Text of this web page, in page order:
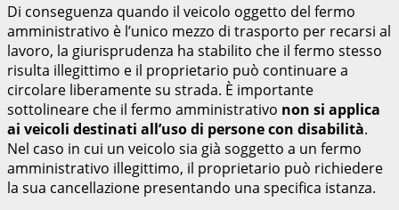
Di conseguenza quando il veicolo oggetto del fermo
amministrativo è l’unico mezzo di trasporto per recarsi al
lavoro, la giurisprudenza ha stabilito che il fermo stesso
risulta illegittimo e il proprietario può continuare a
circolare liberamente su strada. È importante
sottolineare che il fermo amministrativo non si applica
ai veicoli destinati all’uso di persone con disabilità.
Nel caso in cui un veicolo sia già soggetto a un fermo
amministrativo illegittimo, il proprietario può richiedere
la sua cancellazione presentando una specifica istanza.